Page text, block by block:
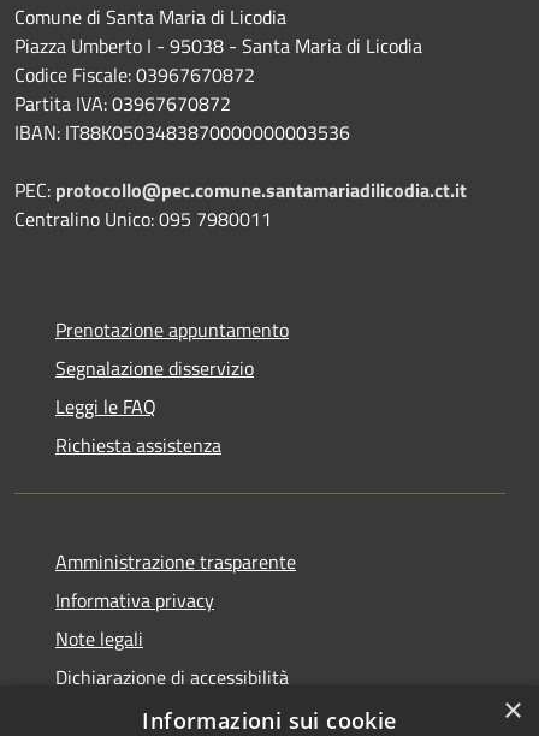
Comune di Santa Maria di Licodia
Piazza Umberto I - 95038 - Santa Maria di Licodia
Codice Fiscale: 03967670872
Partita IVA: 03967670872
IBAN: IT88K0503483870000000003536
PEC: protocollo@pec.comune.santamariadilicodia.ct.it
Centralino Unico: 095 7980011
Prenotazione appuntamento
Segnalazione disservizio
Leggi le FAQ
Richiesta assistenza
Amministrazione trasparente
Informativa privacy
Note legali
Dichiarazione di accessibilità
Statistica accessi
×
Informazioni sui cookie